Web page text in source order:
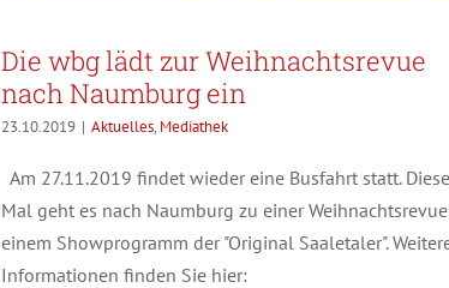
Die wbg lädt zur Weihnachtsrevue
nach Naumburg ein
23.10.2019 | Aktuelles, Mediathek
Am 27.11.2019 findet wieder eine Busfahrt statt.
Mal geht es nach Naumburg zu einer
einem Showprogramm der "Original Saaletaler".
Informationen finden Sie hier: